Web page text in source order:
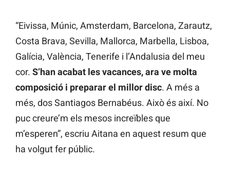
“Eivissa, Múnic, Amsterdam, Barcelona, Zarautz,
Costa Brava, Sevilla, Mallorca, Marbella, Lisboa,
Galícia, València, Tenerife i l’Andalusia del meu
cor. S’han acabat les vacances, ara ve molta
composició i preparar el millor disc. A més a
més, dos Santiagos Bernabéus. Això és així. No
puc creure’m els mesos increïbles que
m’esperen”, escriu Aitana en aquest resum que
ha volgut fer públic.